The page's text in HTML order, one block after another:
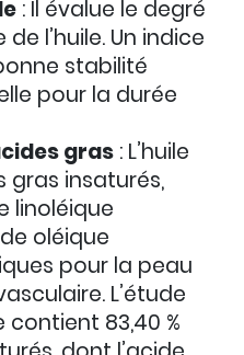
: Il évalue le degré
l’huile. Un indice
stabilité
pour la durée
gras : L’huile
gras insaturés,
linoléique
oléique
pour la peau
L’étude
contient 83,40 %